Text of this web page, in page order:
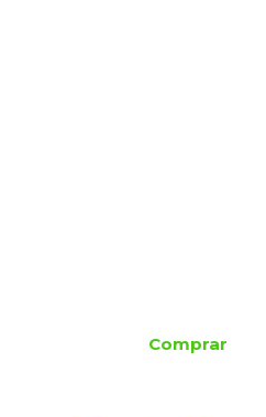
Comprar